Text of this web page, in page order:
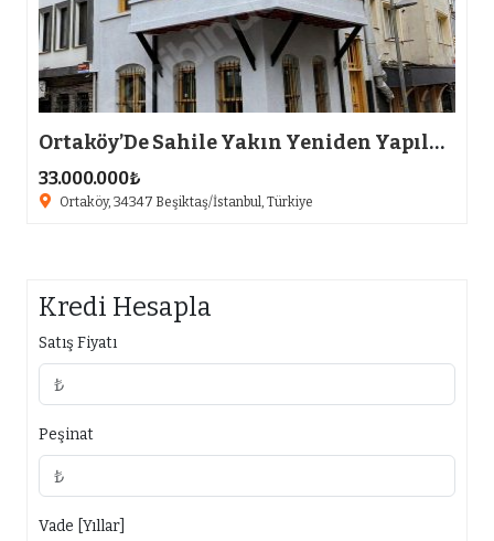
Ortaköy’De Sahile Yakın Yeniden Yapılmış Tesçilli Eski Eser
33.000.000₺
Ortaköy, 34347 Beşiktaş/İstanbul, Türkiye
Kredi Hesapla
Satış Fiyatı
Peşinat
Vade [Yıllar]